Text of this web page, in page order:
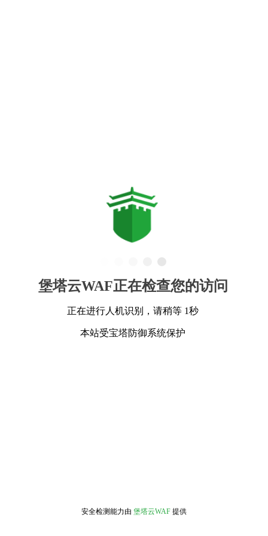
堡塔云WAF正在检查您的访问
正在进行人机识别，请稍等 1秒
本站受宝塔防御系统保护
安全检测能力由 堡塔云WAF 提供